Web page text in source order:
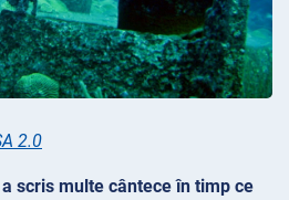
2.0
scris multe cântece în timp ce